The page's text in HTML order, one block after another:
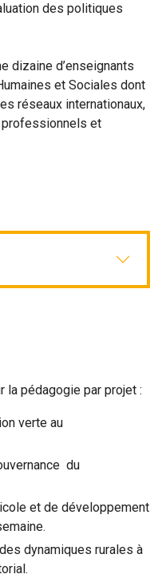
des politiques
dizaine d’enseignants
et Sociales dont
réseaux internationaux,
professionnels et
la pédagogie par projet :
verte au
du
et de développement
dynamiques rurales à